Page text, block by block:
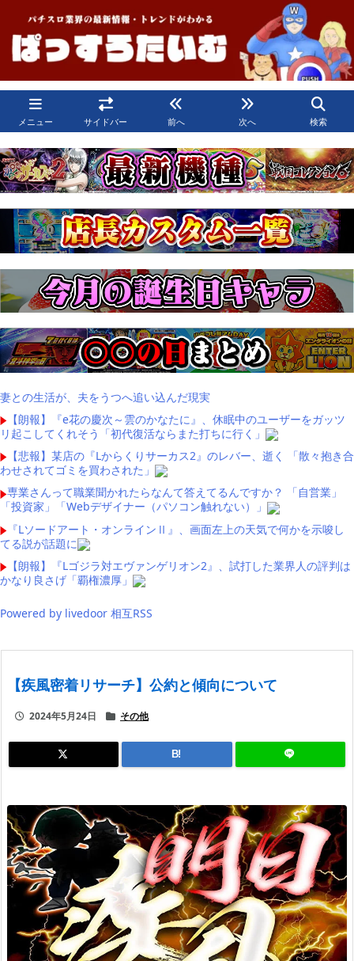
メニュー サイドバー 前へ 次へ 検索
妻との生活が、夫をうつへ追い込んだ現実
【朗報】『e花の慶次～雲のかなたに』、休眠中のユーザーをガッツ
リ起こしてくれそう「初代復活ならまた打ちに行く」
【悲報】某店の『Lからくりサーカス2』のレバー、逝く 「散々抱き合
わせされてゴミを買わされた」
専業さんって職業聞かれたらなんて答えてるんですか？ 「自営業」
「投資家」「Webデザイナー（パソコン触れない）」
『Lソードアート・オンラインⅡ』、画面左上の天気で何かを示唆し
てる説が話題に
【朗報】『Lゴジラ対エヴァンゲリオン2』、試打した業界人の評判は
かなり良さげ「覇権濃厚」
Powered by livedoor 相互RSS
【疾風密着リサーチ】公約と傾向について
2024年5月24日 その他
B!